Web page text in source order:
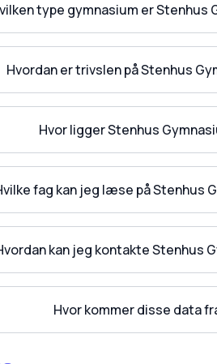
type gymnasium er Stenhus
Hvordan er trivslen på Stenhus
Hvor ligger Stenhus
fag kan jeg læse på Stenhus
kan jeg kontakte Stenhus
Hvor kommer disse data